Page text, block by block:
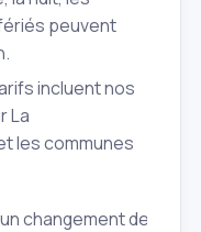
peuvent
incluent nos
La
les communes
changement de